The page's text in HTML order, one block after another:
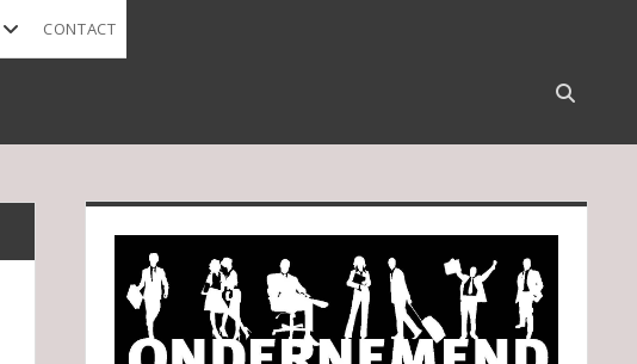
Open
bar
open
menu
CONTACT
Sidebar